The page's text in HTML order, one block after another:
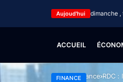
Aujoud'hui dimanche ,
ACCUEIL
Accueil Finance RDC
FINANCE